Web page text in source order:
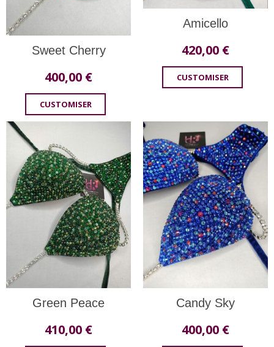
Sweet Cherry
400,00 €
CUSTOMISER
Amicello
420,00 €
CUSTOMISER
Green Peace
410,00 €
Candy Sky
400,00 €